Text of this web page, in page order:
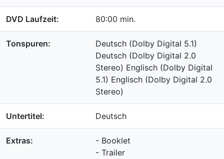
DVD Laufzeit: 80:00 min.
Tonspuren:
Deutsch (Dolby Digital 5.1)
Deutsch (Dolby Digital 2.0
Stereo) Englisch (Dolby Digital
5.1) Englisch (Dolby Digital 2.0
Stereo)
Untertitel: Deutsch
Extras:
- Booklet
- Trailer